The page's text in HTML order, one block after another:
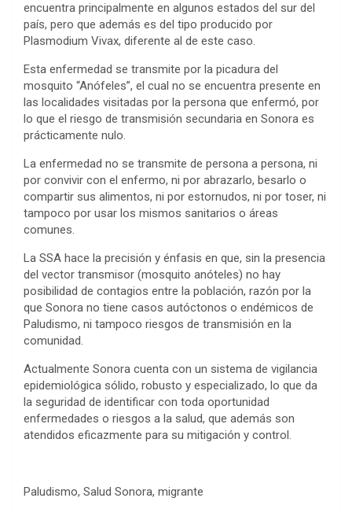
encuentra principalmente en algunos estados del sur del
país, pero que además es del tipo producido por
Plasmodium Vivax, diferente al de este caso.
Esta enfermedad se transmite por la picadura del
mosquito “Anófeles”, el cual no se encuentra presente en
las localidades visitadas por la persona que enfermó, por
lo que el riesgo de transmisión secundaria en Sonora es
prácticamente nulo.
La enfermedad no se transmite de persona a persona, ni
por convivir con el enfermo, ni por abrazarlo, besarlo o
compartir sus alimentos, ni por estornudos, ni por toser, ni
tampoco por usar los mismos sanitarios o áreas
comunes.
La SSA hace la precisión y énfasis en que, sin la presencia
del vector transmisor (mosquito anóteles) no hay
posibilidad de contagios entre la población, razón por la
que Sonora no tiene casos autóctonos o endémicos de
Paludismo, ni tampoco riesgos de transmisión en la
comunidad.
Actualmente Sonora cuenta con un sistema de vigilancia
epidemiológica sólido, robusto y especializado, lo que da
la seguridad de identificar con toda oportunidad
enfermedades o riesgos a la salud, que además son
atendidos eficazmente para su mitigación y control.
Paludismo, Salud Sonora, migrante